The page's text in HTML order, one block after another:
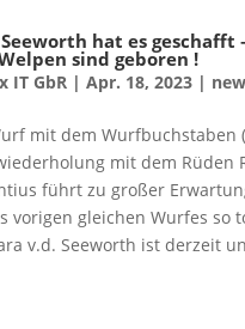
Seeworth hat es geschafft
sind geboren !
IT GbR| Apr. 18, 2023|
mit dem Wurfbuchstaben
mit dem Rüden
führt zu großer
vorigen gleichen Wurfes so
v.d. Seeworth ist derzeit